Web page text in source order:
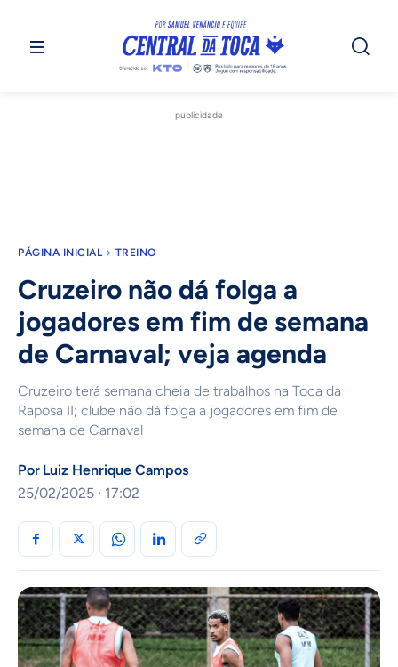
publicidade
PÁGINA INICIAL TREINO
Cruzeiro não dá folga a
jogadores em fim de semana
de Carnaval; veja agenda
Cruzeiro terá semana cheia de trabalhos na Toca da
Raposa II; clube não dá folga a jogadores em fim de
semana de Carnaval
Por Luiz Henrique Campos
25/02/2025 · 17:02